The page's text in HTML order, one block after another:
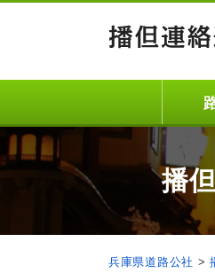
播
兵庫県道路公社 >